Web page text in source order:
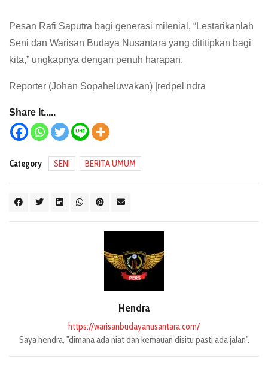
Pesan Rafi Saputra bagi generasi milenial, “Lestarikanlah
Seni dan Warisan Budaya Nusantara yang dititipkan bagi
kita,” ungkapnya dengan penuh harapan.
Reporter (Johan Sopaheluwakan) |redpel ndra
Share It.....
Category SENI BERITA UMUM
Hendra
https://warisanbudayanusantara.com/
Saya hendra, "dimana ada niat dan kemauan disitu pasti ada jalan".